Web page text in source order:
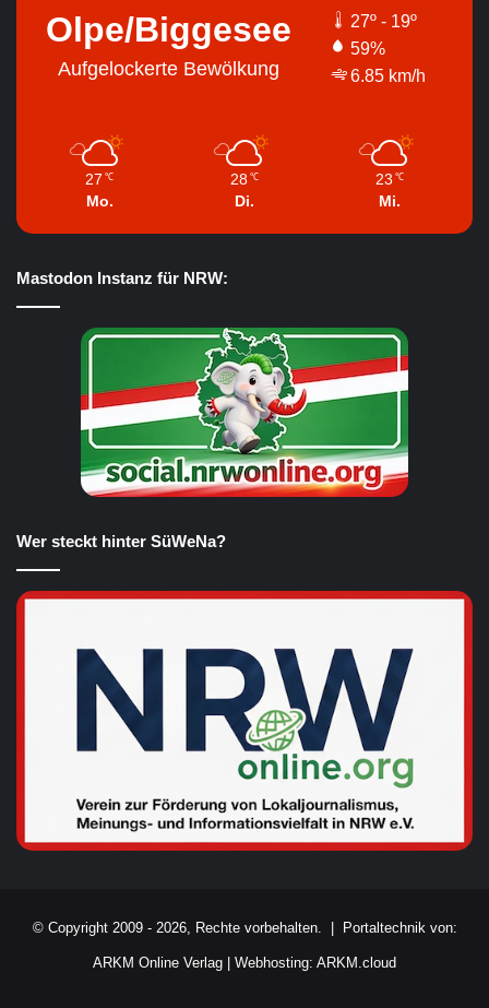
Olpe/Biggesee
Aufgelockerte Bewölkung
27º - 19º
59%
6.85 km/h
27 ℃
Mo.
28 ℃
Di.
23 ℃
Mi.
Mastodon Instanz für NRW:
Wer steckt hinter SüWeNa?
© Copyright 2009 - 2026, Rechte vorbehalten. | Portaltechnik von:
ARKM Online Verlag | Webhosting: ARKM.cloud